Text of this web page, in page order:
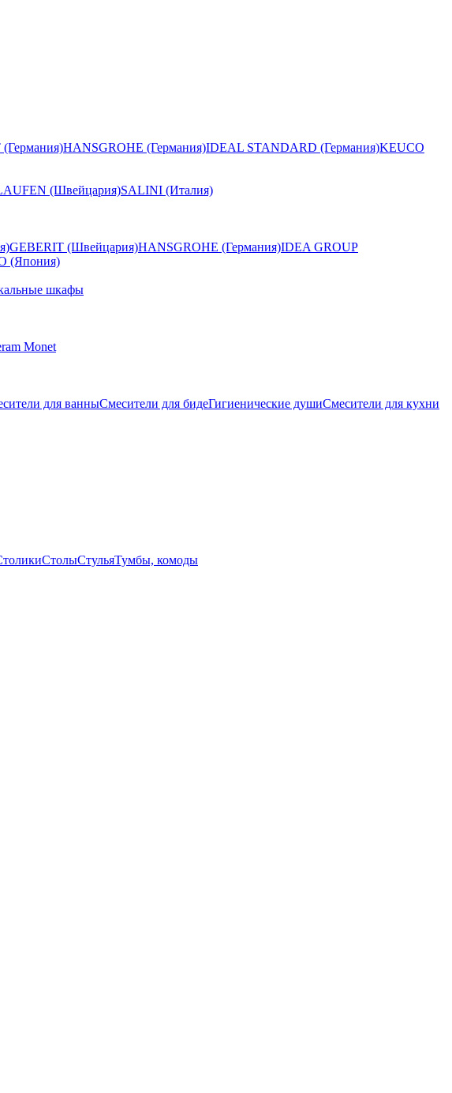
HANSGROHE (Германия)IDEAL STANDARD (Германия)KEUCO
(Швейцария)SALINI (Италия)
GEBERIT (Швейцария)HANSGROHE (Германия)IDEA GROUP
(Япония)
шкафы
Monet
для ванныСмесители для бидеГигиенические душиСмесители для кухни
СтолыСтульяТумбы, комоды